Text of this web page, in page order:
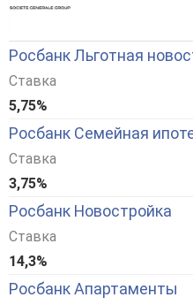
Росбанк Льготная
Ставка
5,75%
Росбанк Семейная
Ставка
3,75%
Росбанк Новостройка
Ставка
14,3%
Росбанк Апартаменты